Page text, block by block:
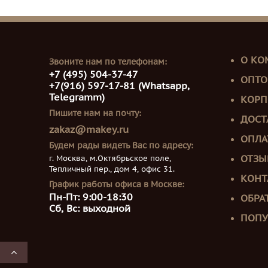
Звоните нам по телефонам:
+7 (495) 504-37-47
+7(916) 597-17-81 (Whatsapp,
Telegramm)
Пишите нам на почту:
zakaz@makey.ru
Будем рады видеть Вас по адресу:
г. Москва, м.Октябрьское поле,
Тепличный пер., дом 4, офис 31.
График работы офиса в Москве:
Пн-Пт: 9:00-18:30
Сб, Вс: выходной
О